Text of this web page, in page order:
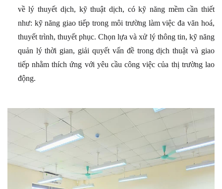
về lý thuyết dịch, kỹ thuật dịch, có kỹ năng mềm cần thiết
như: kỹ năng giao tiếp trong môi trường làm việc đa văn hoá,
thuyết trình, thuyết phục. Chọn lựa và xử lý thông tin, kỹ năng
quản lý thời gian, giải quyết vấn đề trong dịch thuật và giao
tiếp nhằm thích ứng với yêu cầu công việc của thị trường lao
động.